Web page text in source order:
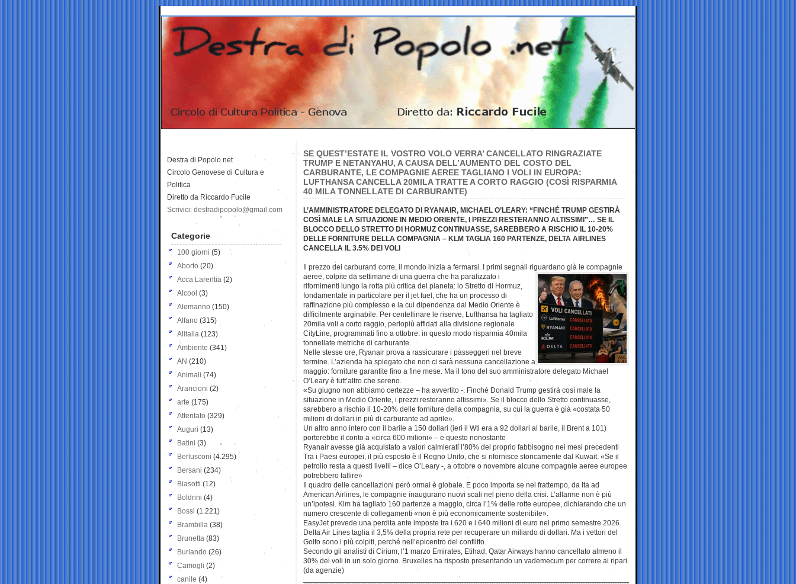
SE QUEST’ESTATE IL VOSTRO VOLO VERRA’ CANCELLATO RINGRAZIATE
TRUMP E NETANYAHU, A CAUSA DELL’AUMENTO DEL COSTO DEL
CARBURANTE, LE COMPAGNIE AEREE TAGLIANO I VOLI IN EUROPA:
LUFTHANSA CANCELLA 20MILA TRATTE A CORTO RAGGIO (COSÌ RISPARMIA
40 MILA TONNELLATE DI CARBURANTE)
L’AMMINISTRATORE DELEGATO DI RYANAIR, MICHAEL O’LEARY: “FINCHÉ TRUMP GESTIRÀ
COSÌ MALE LA SITUAZIONE IN MEDIO ORIENTE, I PREZZI RESTERANNO ALTISSIMI”… SE IL
BLOCCO DELLO STRETTO DI HORMUZ CONTINUASSE, SAREBBERO A RISCHIO IL 10-20%
DELLE FORNITURE DELLA COMPAGNIA – KLM TAGLIA 160 PARTENZE, DELTA AIRLINES
CANCELLA IL 3.5% DEI VOLI
Il prezzo dei carburanti corre, il mondo inizia a fermarsi. I primi segnali riguardano già le compagnie
aeree, colpite da settimane di una guerra che ha paralizzato i
rifornimenti lungo la rotta più critica del pianeta: lo Stretto di Hormuz,
fondamentale in particolare per il jet fuel, che ha un processo di
raffinazione più complesso e la cui dipendenza dal Medio Oriente è
difficilmente arginabile. Per centellinare le riserve, Lufthansa ha tagliato
20mila voli a corto raggio, perlopiù affidati alla divisione regionale
CityLine, programmati fino a ottobre: in questo modo risparmia 40mila
tonnellate metriche di carburante.
Nelle stesse ore, Ryanair prova a rassicurare i passeggeri nel breve
termine. L’azienda ha spiegato che non ci sarà nessuna cancellazione a
maggio: forniture garantite fino a fine mese. Ma il tono del suo amministratore delegato Michael
O’Leary è tutt’altro che sereno.
«Su giugno non abbiamo certezze – ha avvertito -. Finché Donald Trump gestirà così male la
situazione in Medio Oriente, i prezzi resteranno altissimi». Se il blocco dello Stretto continuasse,
sarebbero a rischio il 10-20% delle forniture della compagnia, su cui la guerra è già «costata 50
milioni di dollari in più di carburante ad aprile».
Un altro anno intero con il barile a 150 dollari (ieri il Wti era a 92 dollari al barile, il Brent a 101)
porterebbe il conto a «circa 600 milioni» – e questo nonostante
Ryanair avesse già acquistato a valori calmierati l’80% del proprio fabbisogno nei mesi precedenti
Tra i Paesi europei, il più esposto è il Regno Unito, che si rifornisce storicamente dal Kuwait. «Se il
petrolio resta a questi livelli – dice O’Leary -, a ottobre o novembre alcune compagnie aeree europee
potrebbero fallire»
Il quadro delle cancellazioni però ormai è globale. E poco importa se nel frattempo, da Ita ad
American Airlines, le compagnie inaugurano nuovi scali nel pieno della crisi. L’allarme non è più
un’ipotesi. Klm ha tagliato 160 partenze a maggio, circa l’1% delle rotte europee, dichiarando che un
numero crescente di collegamenti «non è più economicamente sostenibile».
EasyJet prevede una perdita ante imposte tra i 620 e i 640 milioni di euro nel primo semestre 2026.
Delta Air Lines taglia il 3,5% della propria rete per recuperare un miliardo di dollari. Ma i vettori del
Golfo sono i più colpiti, perché nell’epicentro del conflitto.
Secondo gli analisti di Cirium, l’1 marzo Emirates, Etihad, Qatar Airways hanno cancellato almeno il
30% dei voli in un solo giorno. Bruxelles ha risposto presentando un vademecum per correre ai ripari.
(da agenzie)
Destra di Popolo.net
Circolo Genovese di Cultura e
Politica
Diretto da Riccardo Fucile
Scrivici: destradipopolo@gmail.com
Categorie
100 giorni (5)
Aborto (20)
Acca Larentia (2)
Alcool (3)
Alemanno (150)
Alfano (315)
Alitalia (123)
Ambiente (341)
AN (210)
Animali (74)
Arancioni (2)
arte (175)
Attentato (329)
Auguri (13)
Batini (3)
Berlusconi (4.295)
Bersani (234)
Biasotti (12)
Boldrini (4)
Bossi (1.221)
Brambilla (38)
Brunetta (83)
Burlando (26)
Camogli (2)
canile (4)